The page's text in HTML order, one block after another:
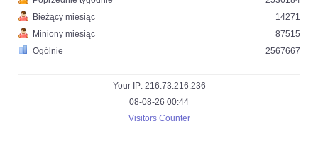
Bieżący miesiąc
Miniony miesiąc
Ogólnie
14271
87515
2567667
Your IP: 216.73.216.236
08-08-26 00:44
Visitors Counter